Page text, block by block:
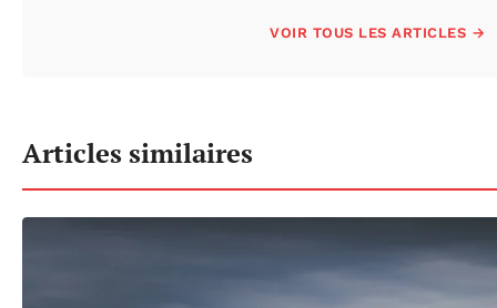
VOIR TOUS LES ARTICLES →
Articles similaires